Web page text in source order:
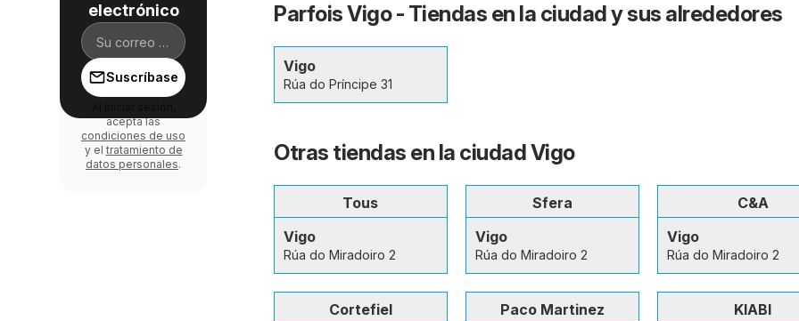
Parfois Vigo - Tiendas en la ciudad y sus alrededores
Vigo
Rúa do Príncipe 31
Otras tiendas en la ciudad Vigo
Tous
Vigo
Rúa do Miradoiro 2
Sfera
Vigo
Rúa do Miradoiro 2
C&A
Vigo
Rúa do Miradoiro 2
Cortefiel
Paco Martinez
KIABI
electrónico
Suscríbase
acepta las
condiciones de uso
y el tratamiento de
datos personales.